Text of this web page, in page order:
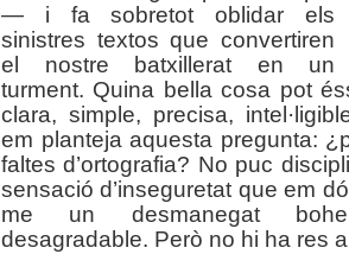
— i fa sobretot oblidar els
sinistres textos que convertiren
el nostre batxillerat en un
turment. Quina bella cosa pot
clara, simple, precisa,
em planteja aquesta pregunta:
faltes d’ortografia? No puc
sensació d’inseguretat que em
me un desmanegat
desagradable. Però no hi ha res